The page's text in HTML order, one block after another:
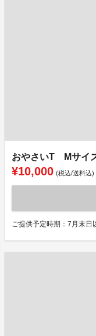
おやさいT Mサイ
¥10,000 (税込/送料込)
ご提供予定時期：7月末